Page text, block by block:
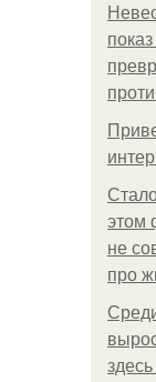
этом
не
про